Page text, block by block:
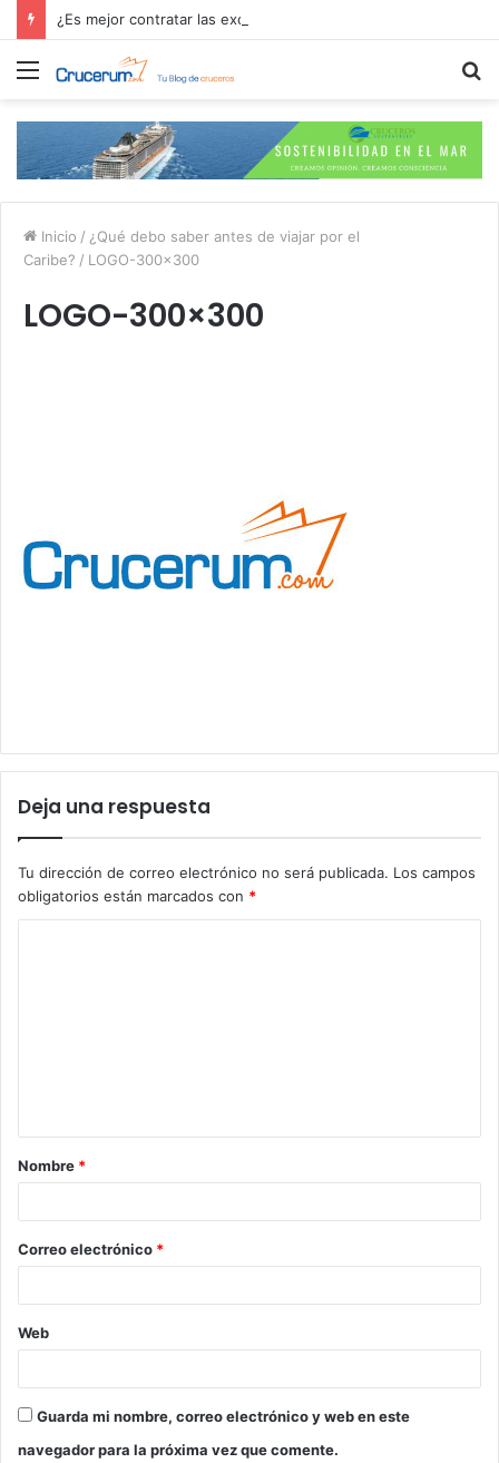
Menú
Inicio / ¿Qué debo saber antes de viajar por el
Caribe? / LOGO-300×300
LOGO-300×300
Deja una respuesta
Tu dirección de correo electrónico no será publicada. Los campos
obligatorios están marcados con *
a
r
*
Nombre *
Correo electrónico *
Web
Guarda mi nombre, correo electrónico y web en este
navegador para la próxima vez que comente.